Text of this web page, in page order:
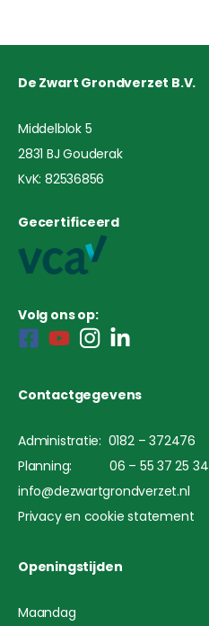
De Zwart Grondverzet B.V.
Middelblok 5
2831 BJ Gouderak
KvK: 82536856
Gecertificeerd
Volg ons op:
Contactgegevens
Administratie: 0182 – 372476
Planning: 06 – 55 37 25 34
info@dezwartgrondverzet.nl
Privacy en cookie statement
Openingstijden
Maandag